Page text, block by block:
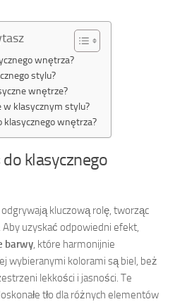
wnętrza?
stylu?
wnętrze?
w klasycznym stylu?
klasycznego wnętrza?
klasycznego
kluczową rolę, tworząc
uzyskać odpowiedni efekt,
barwy, które harmonijnie
wybieranymi kolorami są biel, beż
lekkości i jasności. Te
tło dla różnych elementów